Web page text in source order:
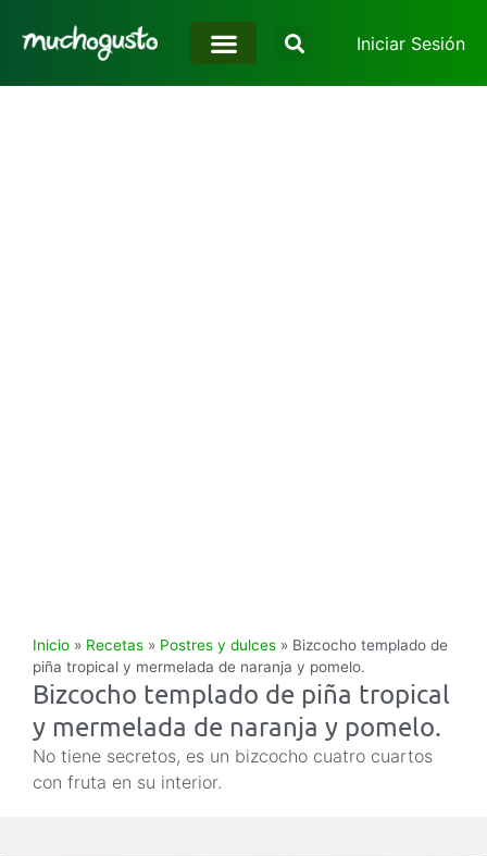
Iniciar Sesión
Inicio » Recetas » Postres y dulces » Bizcocho templado de
piña tropical y mermelada de naranja y pomelo.
Bizcocho templado de piña tropical
y mermelada de naranja y pomelo.
No tiene secretos, es un bizcocho cuatro cuartos
con fruta en su interior.